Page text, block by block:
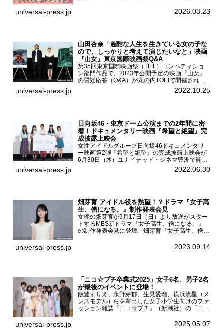
ん、末永ひなた、高梨琴乃、土井ありさ、藤田蒼
universal-press.jp 2026.03.23
山田杏奈「過酷な人生を生きている女の子な
ので、しっかりと考えて演じたいなと」映画
『山女』東京国際映画祭Q&A
第35回東京国際映画祭（TIFF）コンペティショ
ン部門作品で、2023年公開予定の映画『山女』
の質疑応答（Q&A）が丸の内TOEIで開催され、
主演を務めた女優の山田杏奈、監督の福永壮志が
登壇。本作について語った。映画『山女』第35
universal-press.jp 2022.10.25
日向坂46・東京ドーム公演までの2年間に密
着！ドキュメンタリー映画『希望と絶望』完
成披露上映会
女性アイドルグループ日向坂46ドキュメンタリ
ー映画第2弾『希望と絶望』の完成披露上映会が
6月30日（木）ユナイテッド・シネマ豊洲で開催
され、日向坂46メンバーの加藤史帆、齊藤京
子、佐々木久美、富田鈴花、松田好花の5人が登
universal-press.jp 2022.06.30
畑芽育 アイドル役を熱望！？ドラマ『女子高
生、僧になる。』制作発表会見
女優の畑芽育が9月17日（日）より放送がスター
トするMBS新ドラマ『女子高生、僧になる。』
の制作発表会見に登壇。畑芽育『女子高生、僧に
ーについて「下白石麦は頭にビックリマークと、
universal-press.jp 2023.09.14
「ニコ☆プチ卒業式2025」女子6名、男子2名
が最後のイベントに登場！
飯豊まりえ、永野芽郁、生見愛瑠、横浜流星（メ
ンズモデル）らを輩出した女子小学生向けのファ
ッション雑誌『ニコ☆プチ』（新潮社）の「ニコ
モード学園コクーンタワーで開催され、卒業モデ
universal-press.jp 2025.05.07